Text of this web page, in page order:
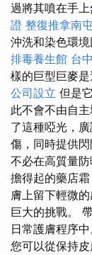
過將其噴在手
證 整復推拿南
沖洗和染色環
排毒養生館 台
樣的巨型巨麥
公司設立 但是
此不會不由自
了這種啞光，
傷，同時提供
不必在高質量
擔得起的藥店
膚上留下輕微
巨大的挑戰。
日常護膚程序中
您可以從保持